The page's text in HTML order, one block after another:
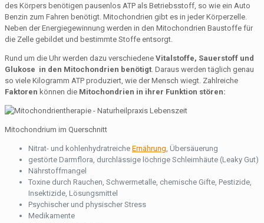
des Körpers benötigen pausenlos ATP als Betriebsstoff, so wie ein Auto
Benzin zum Fahren benötigt. Mitochondrien gibt es in jeder Körperzelle.
Neben der Energiegewinnung werden in den Mitochondrien Baustoffe für
die Zelle gebildet und bestimmte Stoffe entsorgt.
Rund um die Uhr werden dazu verschiedene Vitalstoffe, Sauerstoff und
Glukose in den Mitochondrien benötigt . Daraus werden täglich genau
so viele Kilogramm ATP produziert, wie der Mensch wiegt. Zahlreiche
Faktoren können die Mitochondrien in ihrer Funktion stören:
Mitochondrium im Querschnitt
Nitrat- und kohlenhydratreiche Ernährung , Übersäuerung
gestörte Darmflora, durchlässige löchrige Schleimhäute (Leaky Gut)
Nährstoffmangel
Toxine durch Rauchen, Schwermetalle, chemische Gifte, Pestizide,
Insektizide, Lösungsmittel
Psychischer und physischer Stress
Medikamente